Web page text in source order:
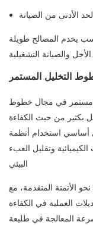
يخدم المصالح طويلة
الأجل والصيانة التشغيلية.
التخليل المستمر
مستمر في مجال خطوط
بكثير من حيث الكفاءة
أساسي استخدام أنظمة
وتقليل العبء
الأتمتة المتقدمة، مع
العملية في الكفاءة
المعالجة في طليعة